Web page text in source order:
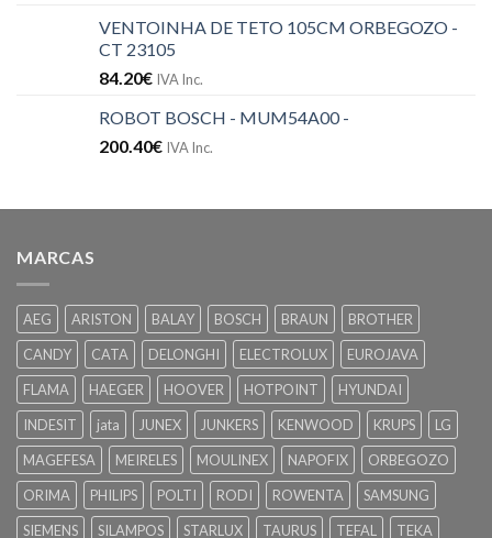
VENTOINHA DE TETO 105CM ORBEGOZO -
CT 23105
84.20€ IVA Inc.
ROBOT BOSCH - MUM54A00 -
200.40€ IVA Inc.
MARCAS
AEG ARISTON BALAY BOSCH BRAUN
BROTHER
CANDY
CATA DELONGHI ELECTROLUX
EUROJAVA
FLAMA
HAEGER HOOVER HOTPOINT
HYUNDAI
INDESIT
jata JUNEX JUNKERS KENWOOD KRUPS
LG
MAGEFESA
MEIRELES MOULINEX NAPOFIX
ORBEGOZO
ORIMA
PHILIPS POLTI RODI ROWENTA
SAMSUNG
SIEMENS
SILAMPOS STARLUX TAURUS TEFAL TEKA